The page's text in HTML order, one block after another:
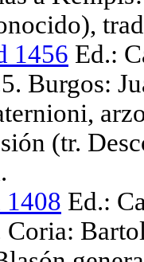
1456 Ed.:
Burgos:
(tr.
1408 Ed.:
Coria: